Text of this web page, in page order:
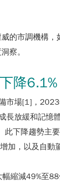
市調機構
察。
降
市場[1]，
放緩和記
下降趨勢
，以及自動
縮減49%至